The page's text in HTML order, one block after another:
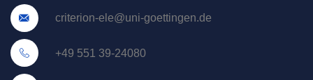
criterion-ele@uni-goettingen.de
+49 551 39-24080